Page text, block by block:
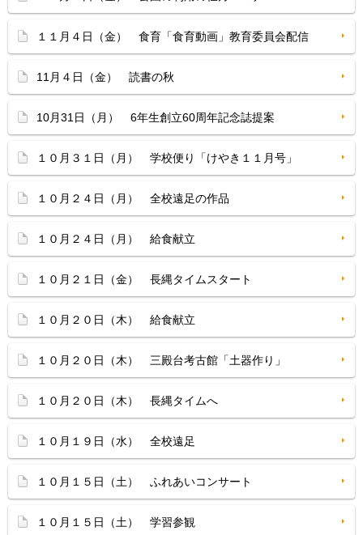
１１月４日（金） 食育「食育動画」教育委員会配信
11月４日（金） 読書の秋
10月31日（月） 6年生創立60周年記念誌提案
１０月３１日（月） 学校便り「けやき１１月号」
１０月２４日（月） 全校遠足の作品
１０月２４日（月） 給食献立
１０月２１日（金） 長縄タイムスタート
１０月２０日（木） 給食献立
１０月２０日（木） 三殿台考古館「土器作り」
１０月２０日（木） 長縄タイムへ
１０月１９日（水） 全校遠足
１０月１５日（土） ふれあいコンサート
１０月１５日（土） 学習参観